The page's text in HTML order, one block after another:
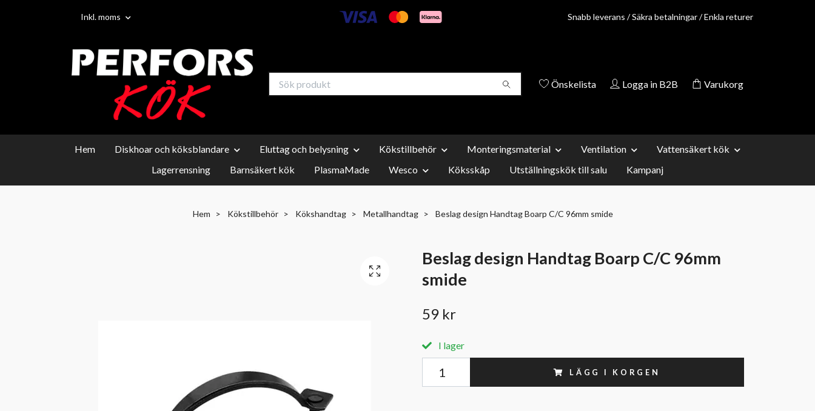
Inkl. moms Snabb leverans / Säkra betalningar / Enkla returer
Önskelista Logga in B2B Varukorg
Hem Diskhoar och köksblandare Eluttag och belysning Kökstillbehör Monteringsmaterial Ventilation
Vattensäkert kök
Lagerrensning
Barnsäkert kök PlasmaMade Wesco Köksskåp Utställningskök till salu Kampanj
Hem Kökstillbehör Kökshandtag Metallhandtag Beslag design Handtag Boarp C/C 96mm smide
Beslag design Handtag Boarp C/C 96mm
smide
59 kr
I lager
LÄGG I KORGEN